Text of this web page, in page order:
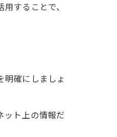
することで、
確にしましょ
ット上の情報だ